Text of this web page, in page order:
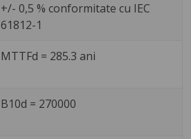
+/- 0,5 % conformitate cu IEC
61812-1
MTTFd = 285.3 ani
B10d = 270000